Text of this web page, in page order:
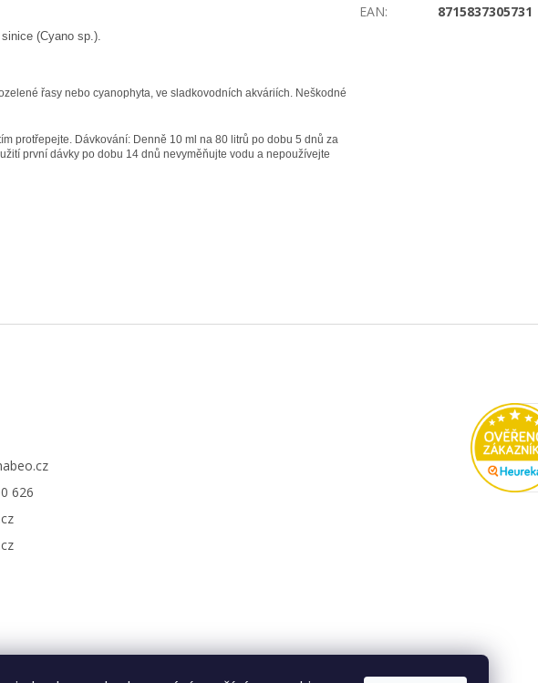
(Cyano sp.).
řasy nebo cyanophyta, ve sladkovodních akváriích. Neškodné
protřepejte. Dávkování: Denně 10 ml na 80 litrů po dobu 5 dnů za
první dávky po dobu 14 dnů nevyměňujte vodu a nepoužívejte
EAN: 8715837305731
626